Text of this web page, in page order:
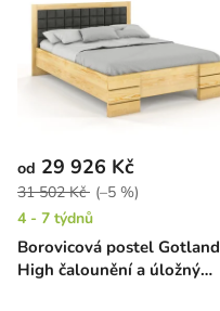
Borovicová postel Gotland
High čalounění a úložný
od 29 926 Kč
31 502 Kč (–5 %)
4 - 7 týdnů